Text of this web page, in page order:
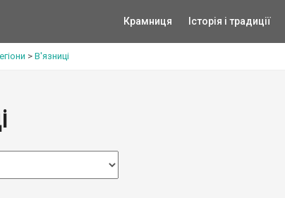
Крамниця Історія і традиції
> В'язниці